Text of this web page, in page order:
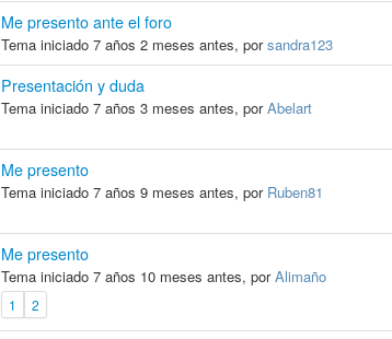
Me presento ante el foro
Tema iniciado 7 años 2 meses antes, porsandra123
Presentación y duda
Tema iniciado 7 años 3 meses antes, porAbelart
Me presento
Tema iniciado 7 años 9 meses antes, por Ruben81
Me presento
Tema iniciado 7 años 10 meses antes, porAlimaño
1 2